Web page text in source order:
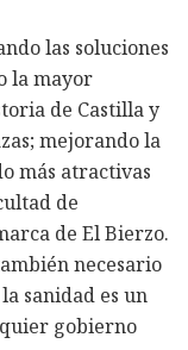
las soluciones
la mayor
de Castilla y
mejorando la
más atractivas
de
de El Bierzo.
necesario
sanidad es un
gobierno